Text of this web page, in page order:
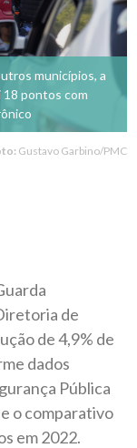
municípios, a
18 pontos com
Gustavo Garbino/PMC
de
de 4,9% de
dados
Pública
o comparativo
em 2022.